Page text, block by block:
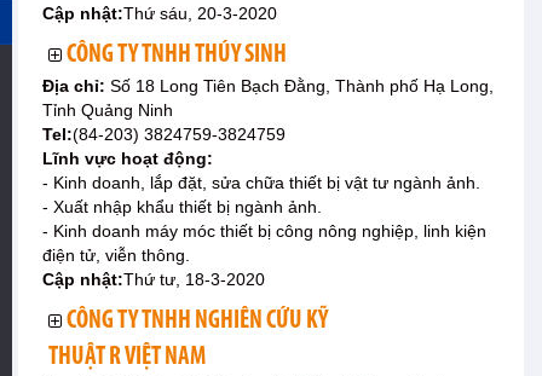
Cập nhật:Thứ sáu, 20-3-2020
CÔNG TY TNHH THÚY SINH
Địa chỉ: Số 18 Long Tiên Bạch Đằng, Thành phố Hạ Long,
Tỉnh Quảng Ninh
Tel:(84-203) 3824759-3824759
Lĩnh vực hoạt động:
- Kinh doanh, lắp đặt, sửa chữa thiết bị vật tư ngành ảnh.
- Xuất nhập khẩu thiết bị ngành ảnh.
- Kinh doanh máy móc thiết bị công nông nghiệp, linh kiện
điện tử, viễn thông.
Cập nhật:Thứ tư, 18-3-2020
CÔNG TY TNHH NGHIÊN CỨU KỸ
THUẬT R VIỆT NAM